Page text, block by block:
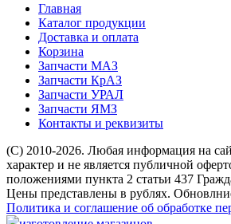
Главная
Каталог продукции
Доставка и оплата
Корзина
Запчасти МАЗ
Запчасти КрАЗ
Запчасти УРАЛ
Запчасти ЯМЗ
Контакты и реквизиты
(C) 2010-2026. Любая информация на
характер и не является публичной
положениями пункта 2 статьи 437
Цены представлены в рублях.
Политика и соглашение об обработке